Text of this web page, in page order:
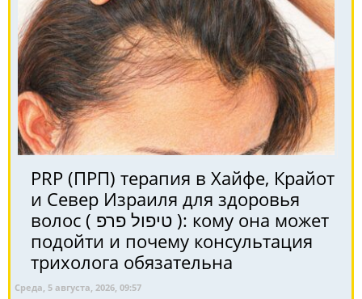
PRP (ПРП) терапия в Хайфе, Крайот
и Север Израиля для здоровья
волос ( טיפול פרפ ): кому она может
подойти и почему консультация
трихолога обязательна
Среда, 5 августа, 2026, 09:57